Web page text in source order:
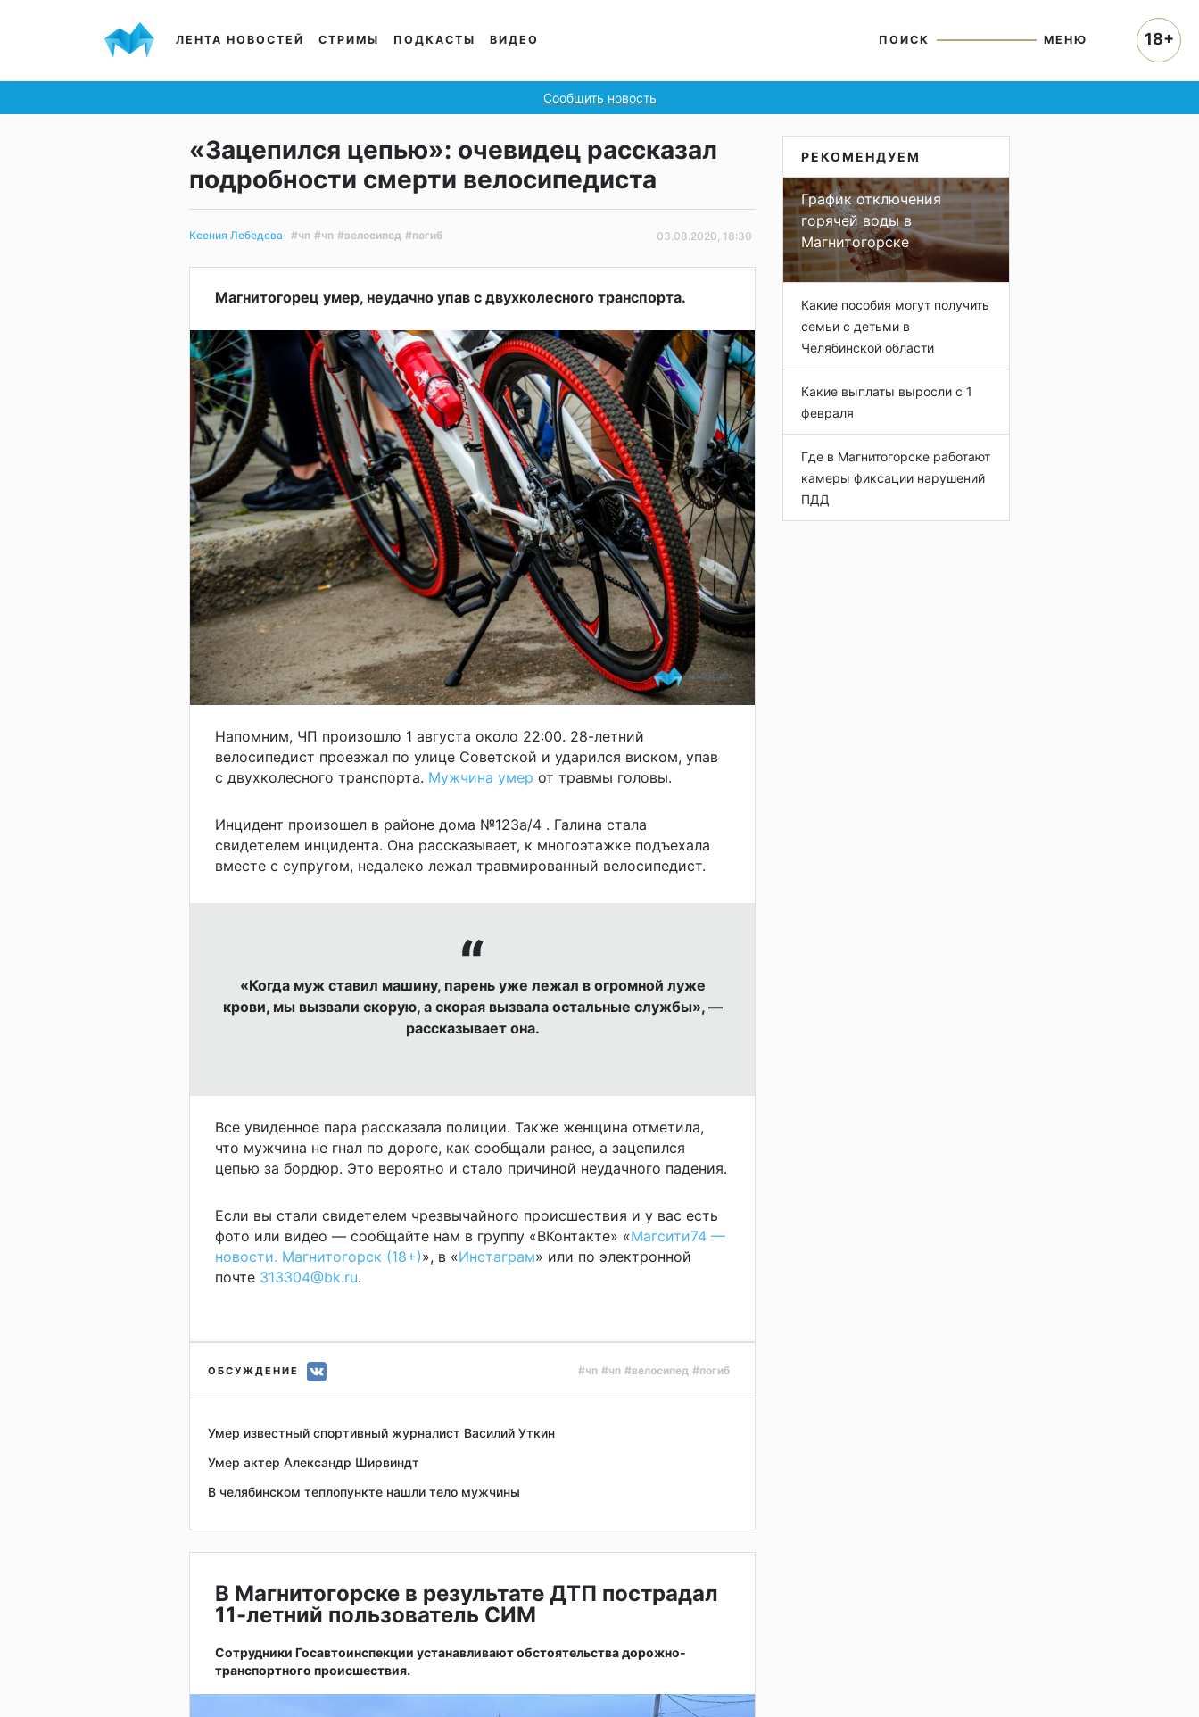
ЛЕНТА НОВОСТЕЙ СТРИМЫ ПОДКАСТЫ ВИДЕО ПОИСК МЕНЮ
Сообщить новость
«Зацепился цепью»: очевидец рассказал
подробности смерти велосипедиста
Ксения Лебедева #чп #чп #велосипед #погиб 03.08.2020, 18:30
Магнитогорец умер, неудачно упав с двухколесного транспорта.
Напомним, ЧП произошло 1 августа около 22:00. 28-летний
велосипедист проезжал по улице Советской и ударился виском, упав
с двухколесного транспорта. Мужчина умер от травмы головы.
Инцидент произошел в районе дома №123а/4 . Галина стала
свидетелем инцидента. Она рассказывает, к многоэтажке подъехала
вместе с супругом, недалеко лежал травмированный велосипедист.
«Когда муж ставил машину, парень уже лежал в огромной луже
крови, мы вызвали скорую, а скорая вызвала остальные службы», —
рассказывает она.
Все увиденное пара рассказала полиции. Также женщина отметила,
что мужчина не гнал по дороге, как сообщали ранее, а зацепился
цепью за бордюр. Это вероятно и стало причиной неудачного падения.
Если вы стали свидетелем чрезвычайного происшествия и у вас есть
фото или видео — сообщайте нам в группу «ВКонтакте» «Магсити74 —
новости. Магнитогорск (18+)», в «Инстаграм» или по электронной
почте 313304@bk.ru.
ОБСУЖДЕНИЕ #чп #чп #велосипед #погиб
Умер известный спортивный журналист Василий Уткин
Умер актер Александр Ширвиндт
В челябинском теплопункте нашли тело мужчины
В Магнитогорске в результате ДТП пострадал
11-летний пользователь СИМ
Сотрудники Госавтоинспекции устанавливают обстоятельства дорожно-
транспортного происшествия.
РЕКОМЕНДУЕМ
График отключения
горячей воды в
Магнитогорске
Какие пособия могут получить
семьи с детьми в
Челябинской области
Какие выплаты выросли с 1
февраля
Где в Магнитогорске работают
камеры фиксации нарушений
ПДД
18+